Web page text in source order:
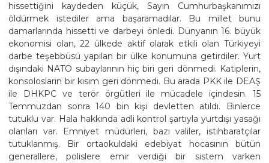
hissettiğini kaydeden küçük, Sayın Cumhurbaşkanımızı
öldürmek istediler ama başaramadılar. Bu millet bunu
damarlarında hissetti ve darbeyi önledi. Dünyanın 16. büyük
ekonomisi olan, 22 ülkede aktif olarak etkili olan Türkiyeyi
darbe teşebbüsü yapılan bir ülke konumuna getirdiler. Yurt
dışındaki NATO subaylarının hiç biri geri dönmedi. Katiplerin,
konsolosların bir kısım geri dönmedi. Bu arada PKK ile DEAŞ
ile DHKPC ve terör örgütleri ile mücadele içindesin. 15
Temmuzdan sonra 140 bin kişi devletten atıldı. Binlerce
tutuklu var. Hala hakkında adli kontrol şartıyla yurtdışı yasağı
olanları var. Emniyet müdürleri, bazı valiler, istihbaratçılar
tutuklanmış. Bir ortaokuldaki edebiyat hocasının bütün
generallere, polislere emir verdiği bir sistem varken